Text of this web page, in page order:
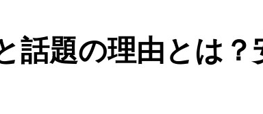
話題の理由とは